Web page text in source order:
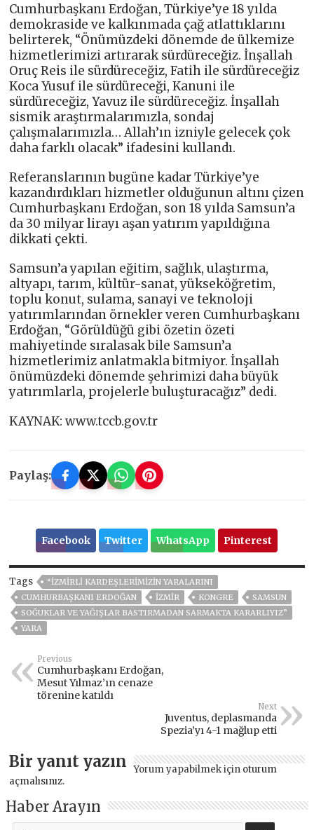
Cumhurbaşkanı Erdoğan, Türkiye’ye 18 yılda
demokraside ve kalkınmada çağ atlattıklarını
belirterek, “Önümüzdeki dönemde de ülkemize
hizmetlerimizi artırarak sürdüreceğiz. İnşallah
Oruç Reis ile sürdüreceğiz, Fatih ile sürdüreceğiz
Koca Yusuf ile sürdüreceği, Kanuni ile
sürdüreceğiz, Yavuz ile sürdüreceğiz. İnşallah
sismik araştırmalarımızla, sondaj
çalışmalarımızla… Allah’ın izniyle gelecek çok
daha farklı olacak” ifadesini kullandı.
Referanslarının bugüne kadar Türkiye’ye
kazandırdıkları hizmetler olduğunun altını çizen
Cumhurbaşkanı Erdoğan, son 18 yılda Samsun’a
da 30 milyar lirayı aşan yatırım yapıldığına
dikkati çekti.
Samsun’a yapılan eğitim, sağlık, ulaştırma,
altyapı, tarım, kültür-sanat, yükseköğretim,
toplu konut, sulama, sanayi ve teknoloji
yatırımlarından örnekler veren Cumhurbaşkanı
Erdoğan, “Görüldüğü gibi özetin özeti
mahiyetinde sıralasak bile Samsun’a
hizmetlerimiz anlatmakla bitmiyor. İnşallah
önümüzdeki dönemde şehrimizi daha büyük
yatırımlarla, projelerle buluşturacağız” dedi.
KAYNAK: www.tccb.gov.tr
Paylaş:
Facebook Twitter WhatsApp Pinterest
Tags
“İZMİRLİ KARDEŞLERİMİZİN YARALARINI
CUMHURBAŞKANI ERDOĞAN
İZMIR KONGRE
SAMSUN
SOĞUKLAR VE YAĞIŞLAR BASTIRMADAN SARMAKTA KARARLIYIZ”
YARA
Previous
Cumhurbaşkanı Erdoğan,
Mesut Yılmaz’ın cenaze
törenine katıldı
Next
Juventus, deplasmanda
Spezia’yı 4-1 mağlup etti
Bir yanıt yazın Yorum yapabilmek için oturum
açmalısınız.
Haber Arayın